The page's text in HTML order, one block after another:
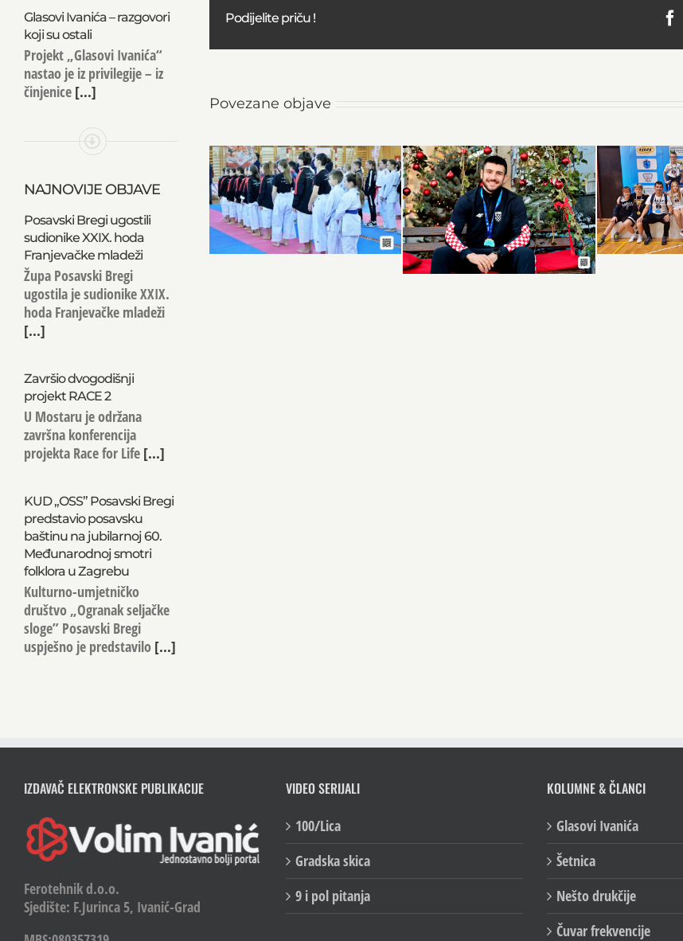
Podijelite priču !
Povezane objave
Glasovi Ivanića – razgovori
koji su ostali
Projekt „Glasovi Ivanića“
nastao je iz privilegije – iz
činjenice[...]
NAJNOVIJE OBJAVE
Posavski Bregi ugostili
sudionike XXIX. hoda
Franjevačke mladeži
Župa Posavski Bregi
ugostila je sudionike XXIX.
hoda Franjevačke mladeži
[...]
Završio dvogodišnji
projekt RACE 2
U Mostaru je održana
završna konferencija
projekta Race for Life[...]
KUD „OSS” Posavski Bregi
predstavio posavsku
baštinu na jubilarnoj 60.
Međunarodnoj smotri
folklora u Zagrebu
Kulturno-umjetničko
društvo „Ogranak seljačke
sloge” Posavski Bregi
uspješno je predstavilo[...]
IZDAVAČ ELEKTRONSKE PUBLIKACIJE
Ferotehnik d.o.o.
Sjedište: F.Jurinca 5, Ivanić-Grad
VIDEO SERIJALI
100/Lica
Gradska skica
9 i pol pitanja
KOLUMNE & ČLANCI
Glasovi Ivanića
Šetnica
Nešto drukčije
Čuvar frekvencije